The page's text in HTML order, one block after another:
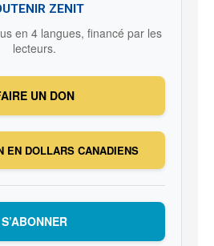
ZENIT
en 4 langues, financé par les
lecteurs.
UN DON
EN DOLLARS CANADIENS
S’ABONNER